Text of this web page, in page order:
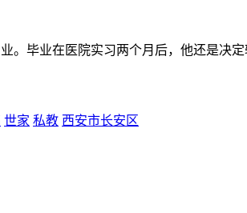
。毕业在医院实习两个月后，他还是决
世家 私教 西安市长安区